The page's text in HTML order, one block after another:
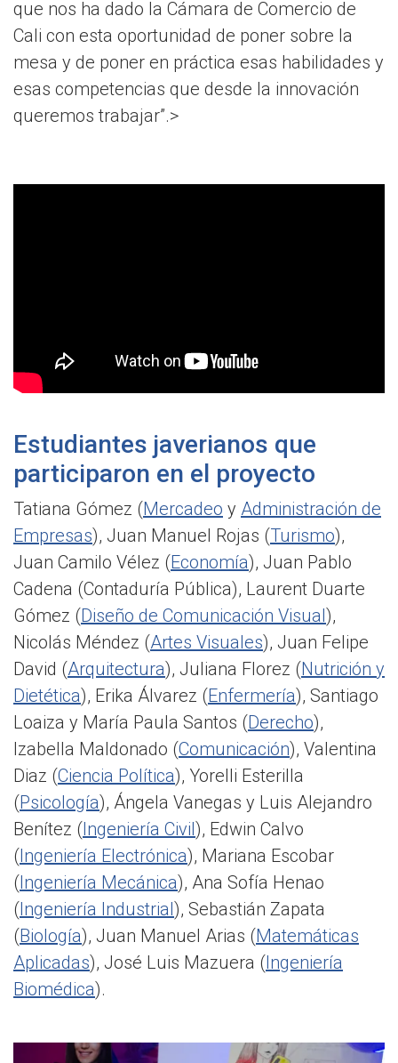
que nos ha dado la Cámara de Comercio de
Cali con esta oportunidad de poner sobre la
mesa y de poner en práctica esas habilidades y
esas competencias que desde la innovación
queremos trabajar”.>
Estudiantes javerianos que
participaron en el proyecto
Tatiana Gómez (Mercadeo y Administración de
Empresas), Juan Manuel Rojas (Turismo),
Juan Camilo Vélez (Economía), Juan Pablo
Cadena (Contaduría Pública), Laurent Duarte
Gómez (Diseño de Comunicación Visual),
Nicolás Méndez (Artes Visuales), Juan Felipe
David (Arquitectura), Juliana Florez (Nutrición y
Dietética), Erika Álvarez (Enfermería), Santiago
Loaiza y María Paula Santos (Derecho),
Izabella Maldonado (Comunicación), Valentina
Diaz (Ciencia Política), Yorelli Esterilla
(Psicología), Ángela Vanegas y Luis Alejandro
Benítez (Ingeniería Civil), Edwin Calvo
(Ingeniería Electrónica), Mariana Escobar
(Ingeniería Mecánica), Ana Sofía Henao
(Ingeniería Industrial), Sebastián Zapata
(Biología), Juan Manuel Arias (Matemáticas
Aplicadas), José Luis Mazuera (Ingeniería
Biomédica).